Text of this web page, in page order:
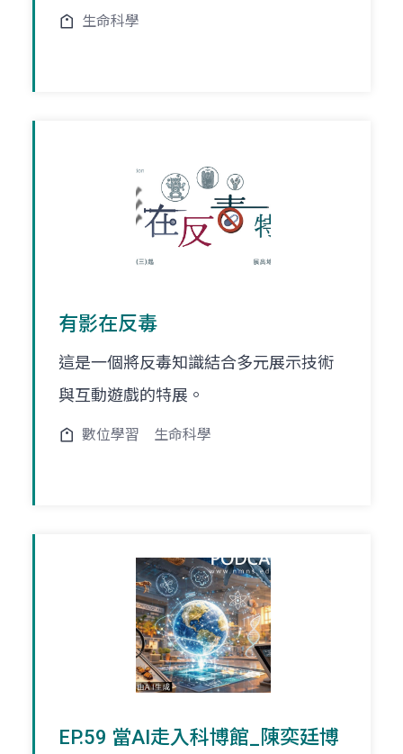
生命科學
有影在反毒
這是一個將反毒知識結合多元展示技術
與互動遊戲的特展。
數位學習 生命科學
EP.59 當AI走入科博館_陳奕廷博